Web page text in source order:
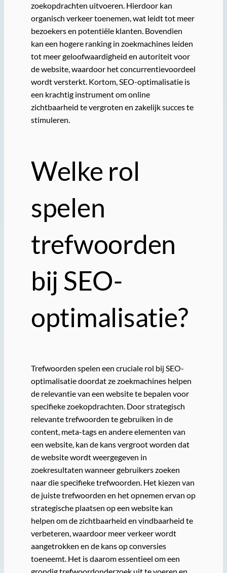
zoekopdrachten uitvoeren. Hierdoor kan
organisch verkeer toenemen, wat leidt tot meer
bezoekers en potentiële klanten. Bovendien
kan een hogere ranking in zoekmachines leiden
tot meer geloofwaardigheid en autoriteit voor
de website, waardoor het concurrentievoordeel
wordt versterkt. Kortom, SEO-optimalisatie is
een krachtig instrument om online
zichtbaarheid te vergroten en zakelijk succes te
stimuleren.
Welke rol
spelen
trefwoorden
bij SEO-
optimalisatie?
Trefwoorden spelen een cruciale rol bij SEO-
optimalisatie doordat ze zoekmachines helpen
de relevantie van een website te bepalen voor
specifieke zoekopdrachten. Door strategisch
relevante trefwoorden te gebruiken in de
content, meta-tags en andere elementen van
een website, kan de kans vergroot worden dat
de website wordt weergegeven in
zoekresultaten wanneer gebruikers zoeken
naar die specifieke trefwoorden. Het kiezen van
de juiste trefwoorden en het opnemen ervan op
strategische plaatsen op een website kan
helpen om de zichtbaarheid en vindbaarheid te
verbeteren, waardoor meer verkeer wordt
aangetrokken en de kans op conversies
toeneemt. Het is daarom essentieel om een